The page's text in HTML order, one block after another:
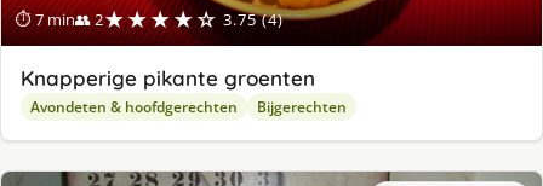
⏱ 7 min👥 2★★★★☆ 3.75 (4)
Knapperige pikante groenten
Avondeten & hoofdgerechten Bijgerechten